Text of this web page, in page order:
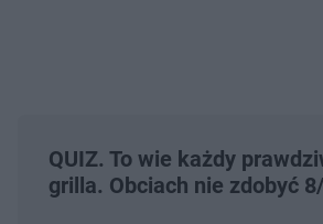
QUIZ. To wie każdy
grilla. Obciach nie zdobyć